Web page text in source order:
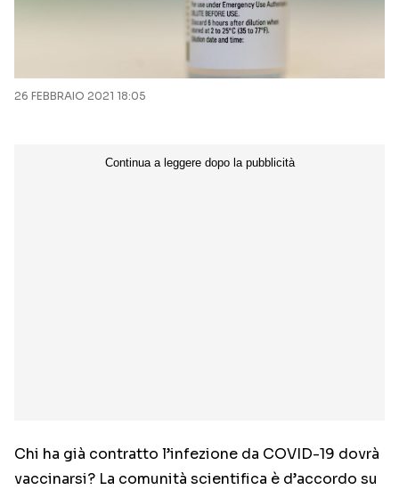
26 FEBBRAIO 2021 18:05
Chi ha già contratto l’infezione da COVID-19 dovrà
vaccinarsi? La comunità scientifica è d’accordo su